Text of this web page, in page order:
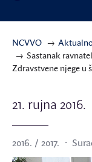
NCVVO
Sastanak
Zdravstvene njege u
21. rujna 2016.
2016. / 2017.